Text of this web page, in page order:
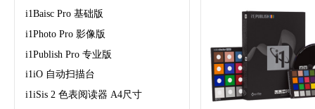
i1Baisc Pro 基础版
i1Photo Pro 影像版
i1Publish Pro 专业版
i1iO 自动扫描台
i1iSis 2 色表阅读器 A4尺寸